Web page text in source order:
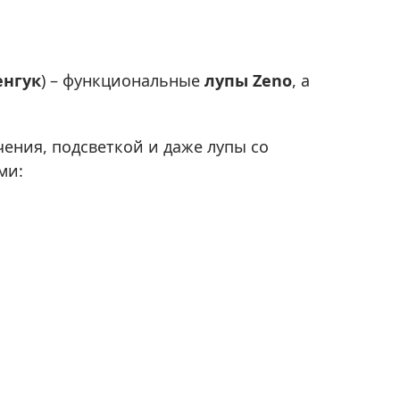
Влагомеры (датчики влажности)
Измерители параметров окружающей
) – функциональные лупы Zeno, а
подсветкой и даже лупы со